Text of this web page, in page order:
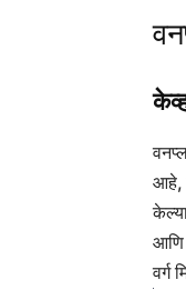
आहे,
आणि
वर्ग